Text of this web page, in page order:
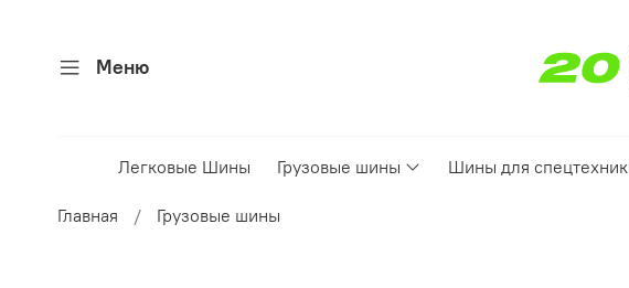
Меню
Легковые Шины Грузовые шины Шины для
Главная Грузовые шины